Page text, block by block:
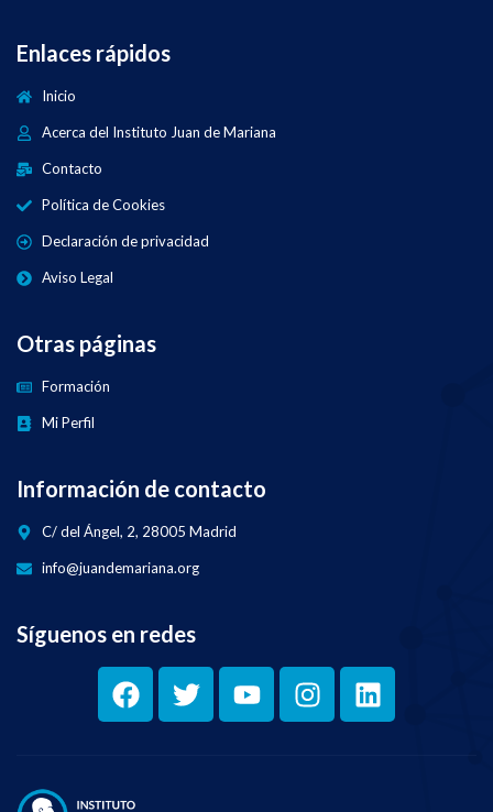
Enlaces rápidos
Inicio
Acerca del Instituto Juan de Mariana
Contacto
Política de Cookies
Declaración de privacidad
Aviso Legal
Otras páginas
Formación
Mi Perfil
Información de contacto
C/ del Ángel, 2, 28005 Madrid
info@juandemariana.org
Síguenos en redes